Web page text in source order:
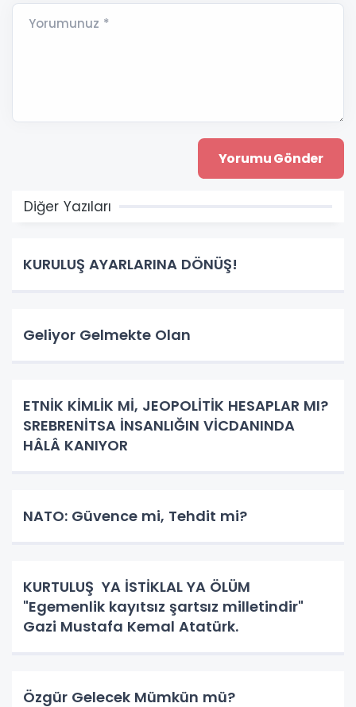
Yorumunuz *
Diğer Yazıları
KURULUŞ AYARLARINA DÖNÜŞ!
Geliyor Gelmekte Olan
ETNİK KİMLİK Mİ, JEOPOLİTİK HESAPLAR MI?
SREBRENİTSA İNSANLIĞIN VİCDANINDA
HÂLÂ KANIYOR
NATO: Güvence mi, Tehdit mi?
KURTULUŞ YA İSTİKLAL YA ÖLÜM
"Egemenlik kayıtsız şartsız milletindir"
Gazi Mustafa Kemal Atatürk.
Özgür Gelecek Mümkün mü?